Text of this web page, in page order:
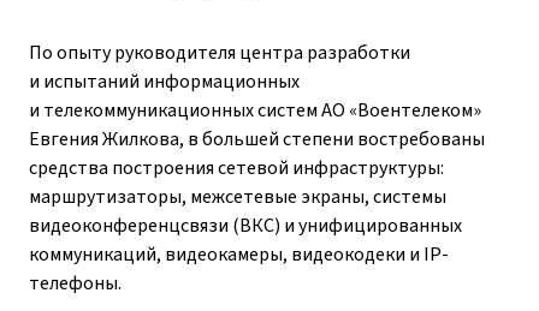
По опыту руководителя центра разработки
и испытаний информационных
и телекоммуникационных систем АО «Воентелеком»
Евгения Жилкова, в большей степени востребованы
средства построения сетевой инфраструктуры:
маршрутизаторы, межсетевые экраны, системы
видеоконференцсвязи (ВКС) и унифицированных
коммуникаций, видеокамеры, видеокодеки и IP-
телефоны.